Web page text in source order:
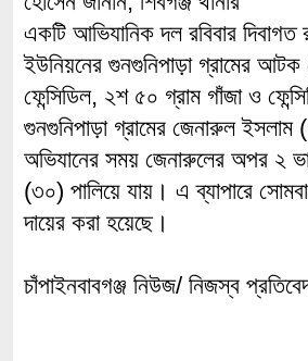
একটি আভিযানিক দল রবিবার দিবাগত
ইউনিয়নের গুনগুনিপাড়া গ্রামের
ফেন্সিডিল, ২শ ৫০ গ্রাম গাঁজা ও
গুনগুনিপাড়া গ্রামের জেনারুল
অভিযানের সময় জেনারুলের অপর
(৩০) পালিয়ে যায়। এ ব্যাপারে
দায়ের করা হয়েছে।
চাঁপাইনবাবগঞ্জ নিউজ/ নিজস্ব